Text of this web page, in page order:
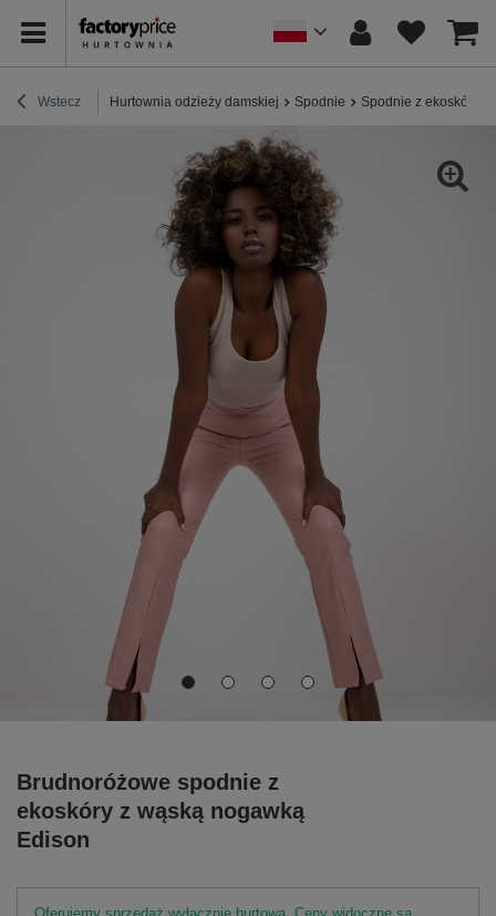
Wstecz Hurtownia odzieży damskiej Spodnie Spodnie z ekoskóry
Brudnoróżowe spodnie z
ekoskóry z wąską nogawką
Edison